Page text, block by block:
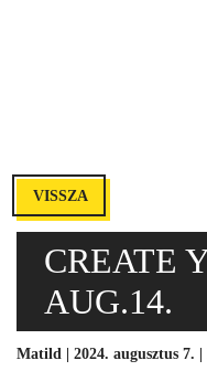
VISSZA
CREATE
AUG.14.
Matild | 2024. augusztus 7. |